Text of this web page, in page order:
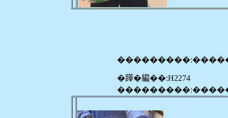
�𨅯�編��:H2274